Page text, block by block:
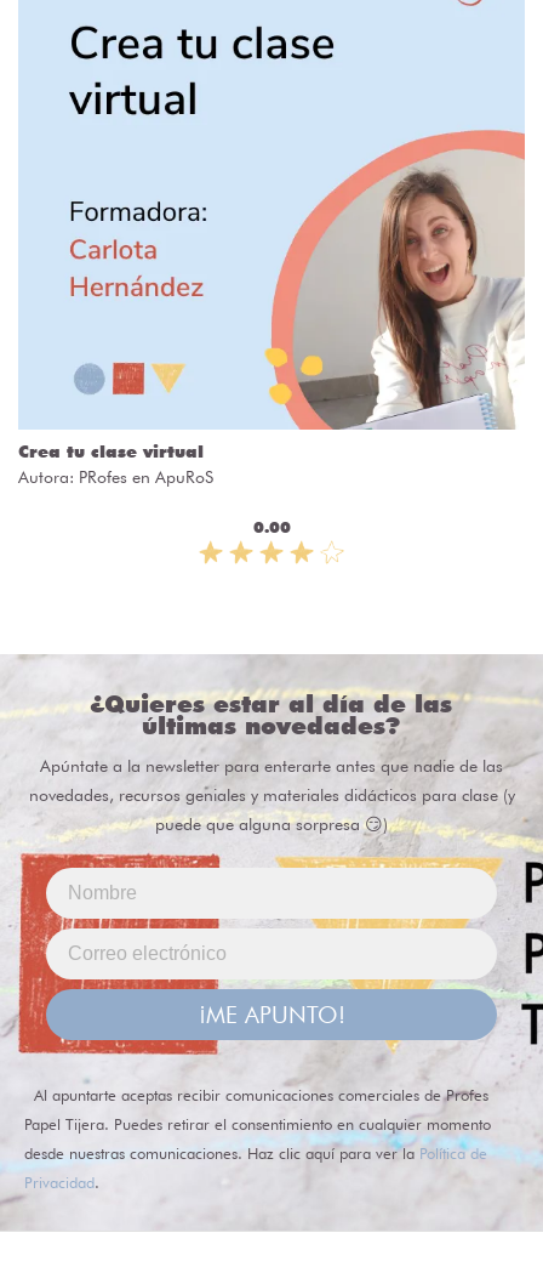
Crea tu clase virtual
Autora: PRofes en ApuRoS
0.00
¿Quieres estar al día de las
últimas novedades?
Apúntate a la newsletter para enterarte antes que nadie de las
novedades, recursos geniales y materiales didácticos para clase (y
puede que alguna sorpresa 😏)
¡ME APUNTO!
Al apuntarte aceptas recibir comunicaciones comerciales de Profes
Papel Tijera. Puedes retirar el consentimiento en cualquier momento
desde nuestras comunicaciones. Haz clic aquí para ver la Política de
Privacidad.